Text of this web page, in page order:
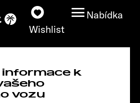
Wishlist
Nabídka
informace k
vozu
540 VVanlife